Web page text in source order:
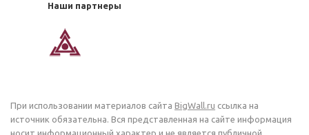
Наши партнеры
При использовании материалов сайта BigWall.ru ссылка на
источник обязательна. Вся представленная на сайте информация
носит информационный характер и не является публичной